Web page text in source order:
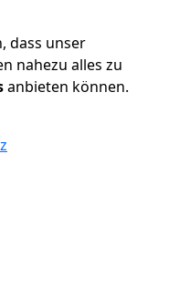
dass unser
nahezu alles zu
anbieten können.